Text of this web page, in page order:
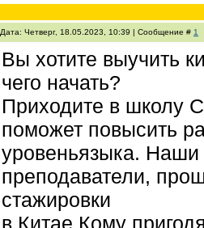
Дата: Четверг, 18.05.2023, 10:39 | Сообщение # 1
Вы хотите выучить
чего начать?
Приходите в школу
поможет повысить
уровеньязыка. Наши
преподаватели,
стажировки
в Китае.Кому